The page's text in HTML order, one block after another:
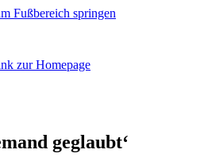
Fußbereich springen
geglaubt‘